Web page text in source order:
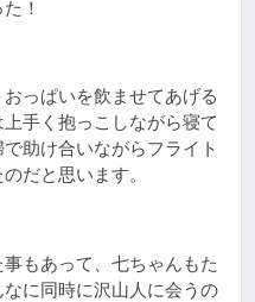
！
っぱいを飲ませてあげる
手く抱っこしながら寝て
助け合いながらフライト
だと思います。
もあって、七ちゃんもた
に同時に沢山人に会うの